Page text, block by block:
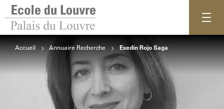
Accueil Annuaire Recherche Esedín Rojo Saga